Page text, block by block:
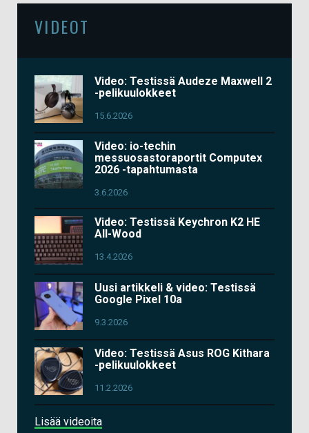
VIDEOT
Video: Testissä Audeze Maxwell 2
-pelikuulokkeet
15.6.2026
Video: io-techin
messuosastoraportit Computex
2026 -tapahtumasta
3.6.2026
Video: Testissä Keychron K2 HE
All-Wood
13.4.2026
Uusi artikkeli & video: Testissä
Google Pixel 10a
9.3.2026
Video: Testissä Asus ROG Kithara
-pelikuulokkeet
11.2.2026
Lisää videoita